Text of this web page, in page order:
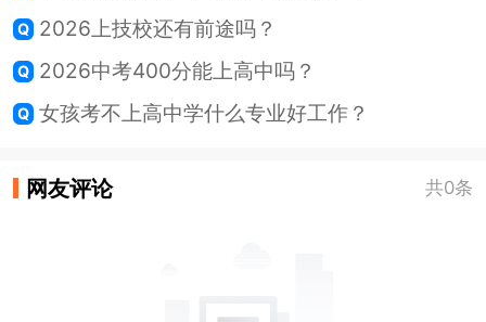
2026上技校还有前途吗？
2026中考400分能上高中吗？
女孩考不上高中学什么专业好工作？
网友评论 共0条